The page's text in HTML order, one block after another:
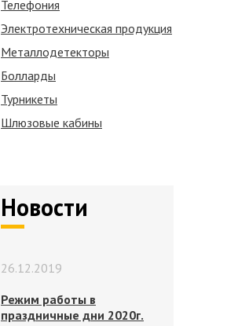
Телефония
Электротехническая продукция
Металлодетекторы
Болларды
Турникеты
Шлюзовые кабины
Новости
26.12.2019
Режим работы в
праздничные дни 2020г.